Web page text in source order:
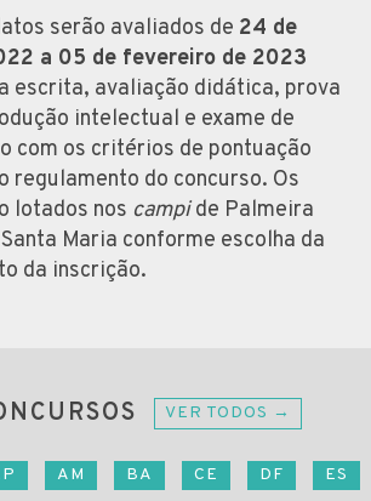
serão avaliados de 24 de
a 05 de fevereiro de 2023
escrita, avaliação didática, prova
intelectual e exame de
com os critérios de pontuação
regulamento do concurso. Os
lotados nos campide Palmeira
Maria conforme escolha da
da inscrição.
VER TODOS →
AM BA CE DF ES